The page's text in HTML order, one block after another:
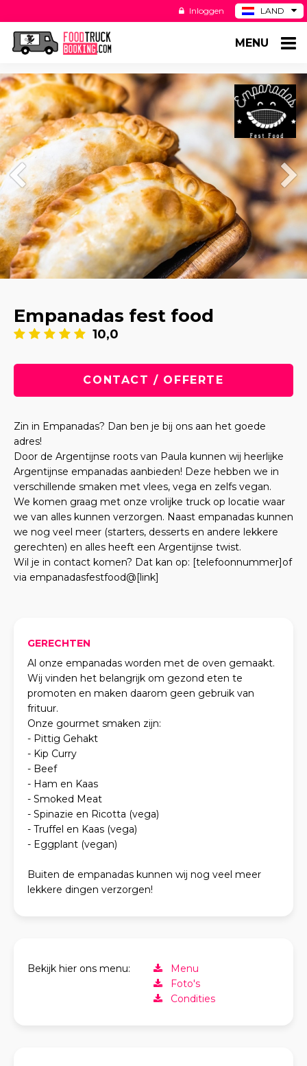
LAND
DE
US
Inloggen
MENU
Empanadas fest food
10,0
CONTACT / OFFERTE
Zin in Empanadas? Dan ben je bij ons aan het goede
adres!
Door de Argentijnse roots van Paula kunnen wij heerlijke
Argentijnse empanadas aanbieden! Deze hebben we in
verschillende smaken met vlees, vega en zelfs vegan.
We komen graag met onze vrolijke truck op locatie waar
we van alles kunnen verzorgen. Naast empanadas kunnen
we nog veel meer (starters, desserts en andere lekkere
gerechten) en alles heeft een Argentijnse twist.
Wil je in contact komen? Dat kan op: [telefoonnummer]of
via empanadasfestfood@[link]
GERECHTEN
Al onze empanadas worden met de oven gemaakt.
Wij vinden het belangrijk om gezond eten te
promoten en maken daarom geen gebruik van
frituur.
Onze gourmet smaken zijn:
- Pittig Gehakt
- Kip Curry
- Beef
- Ham en Kaas
- Smoked Meat
- Spinazie en Ricotta (vega)
- Truffel en Kaas (vega)
- Eggplant (vegan)
Buiten de empanadas kunnen wij nog veel meer
lekkere dingen verzorgen!
Bekijk hier ons menu:
Menu
Foto's
Condities